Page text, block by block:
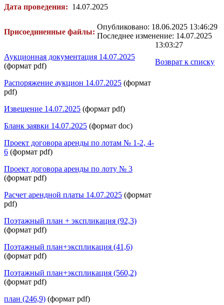
Дата проведения: 14.07.2025
Присоединенные файлы:
Аукционная документация 14.07.2025
(формат pdf)
Распоряжение аукцион 14.07.2025 (формат
pdf)
Извещение 14.07.2025 (формат pdf)
Бланк заявки 14.07.2025 (формат doc)
Проект договора аренды по лотам № 1-2, 4-
6 (формат pdf)
Проект договора аренды по лоту № 3
(формат pdf)
Расчет арендной платы 14.07.2025 (формат
pdf)
Поэтажный план + экспликация (92,3)
(формат pdf)
Поэтажный план+экспликация (41,6)
(формат pdf)
Поэтажный план+экспликация (560,2)
(формат pdf)
план (246,9) (формат pdf)
Опубликовано: 18.06.2025 13:46:29
Последнее изменение: 14.07.2025
13:03:27
Возврат к списку